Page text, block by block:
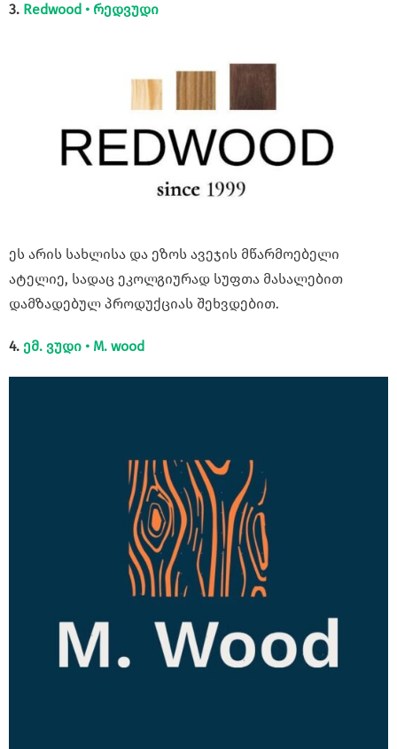
3. Redwood • რედვუდი
ეს არის სახლისა და ეზოს ავეჯის მწარმოებელი
ატელიე, სადაც ეკოლგიურად სუფთა მასალებით
დამზადებულ პროდუქციას შეხვდებით.
4. ემ. ვუდი • M. wood